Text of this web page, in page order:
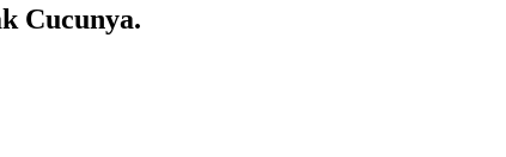
Cucunya.